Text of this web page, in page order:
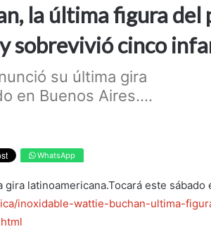
la última figura del
sobrevivió cinco
su última gira
en Buenos Aires....
WhatsApp
latinoamericana.Tocará este sábado
inoxidable-wattie-buchan-ultima-